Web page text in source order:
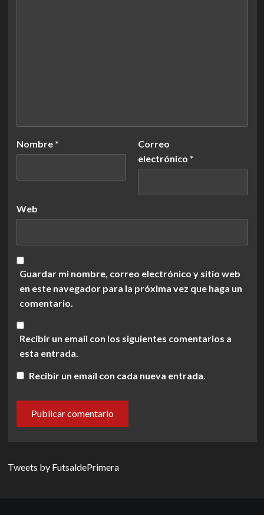
Nombre *
Correo
electrónico *
Web
Guardar mi nombre, correo electrónico y sitio web
en este navegador para la próxima vez que haga un
comentario.
Recibir un email con los siguientes comentarios a
esta entrada.
Recibir un email con cada nueva entrada.
Tweets by FutsaldePrimera